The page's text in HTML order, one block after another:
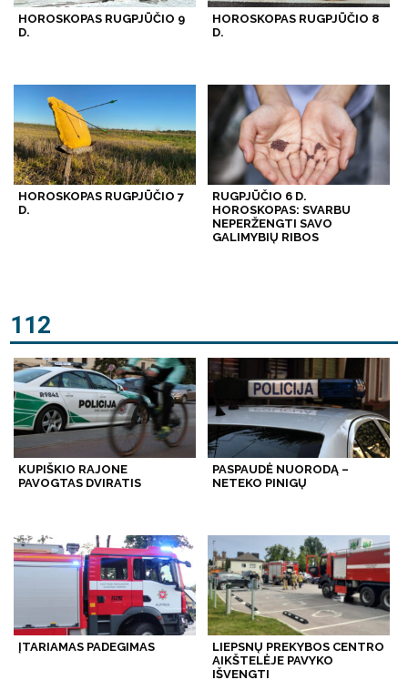
HOROSKOPAS RUGPJŪČIO 9
D.
HOROSKOPAS RUGPJŪČIO 8
D.
HOROSKOPAS RUGPJŪČIO 7
D.
RUGPJŪČIO 6 D.
HOROSKOPAS: SVARBU
NEPERŽENGTI SAVO
GALIMYBIŲ RIBOS
112
KUPIŠKIO RAJONE
PAVOGTAS DVIRATIS
PASPAUDĖ NUORODĄ –
NETEKO PINIGŲ
ĮTARIAMAS PADEGIMAS
LIEPSNŲ PREKYBOS CENTRO
AIKŠTELĖJE PAVYKO
IŠVENGTI